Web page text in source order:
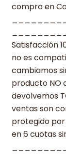
compra en
Satisfacción
no es
cambiamos
producto NO
devolvemos
ventas son
protegido
en 6 cuotas